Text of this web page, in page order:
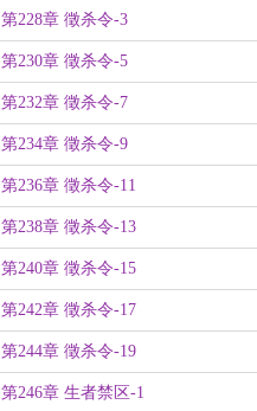
第228章 徵杀令-3
第230章 徵杀令-5
第232章 徵杀令-7
第234章 徵杀令-9
第236章 徵杀令-11
第238章 徵杀令-13
第240章 徵杀令-15
第242章 徵杀令-17
第244章 徵杀令-19
第246章 生者禁区-1